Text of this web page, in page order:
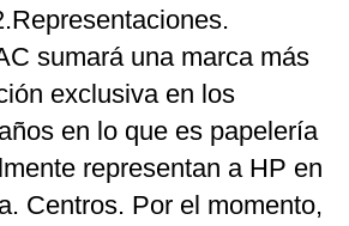
sumará una marca más
exclusiva en los
en lo que es papelería
representan a HP en
Centros. Por el momento,